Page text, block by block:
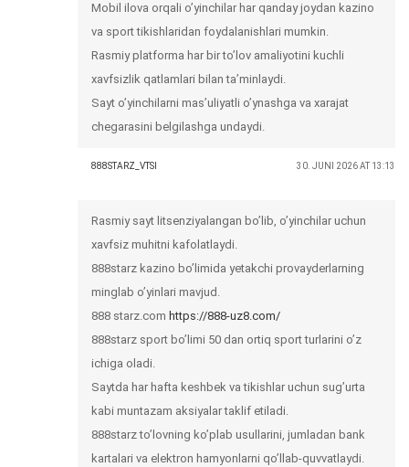
Mobil ilova orqali o’yinchilar har qanday joydan kazino
va sport tikishlaridan foydalanishlari mumkin.
Rasmiy platforma har bir to’lov amaliyotini kuchli
xavfsizlik qatlamlari bilan ta’minlaydi.
Sayt o’yinchilarni mas’uliyatli o’ynashga va xarajat
chegarasini belgilashga undaydi.
888STARZ_VTSI 30. JUNI 2026 AT 13:13
Rasmiy sayt litsenziyalangan bo’lib, o’yinchilar uchun
xavfsiz muhitni kafolatlaydi.
888starz kazino bo’limida yetakchi provayderlarning
minglab o’yinlari mavjud.
888 starz.com https://888-uz8.com/
888starz sport bo’limi 50 dan ortiq sport turlarini o’z
ichiga oladi.
Saytda har hafta keshbek va tikishlar uchun sug’urta
kabi muntazam aksiyalar taklif etiladi.
888starz to’lovning ko’plab usullarini, jumladan bank
kartalari va elektron hamyonlarni qo’llab-quvvatlaydi.